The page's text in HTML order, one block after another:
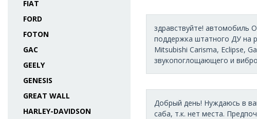
FIAT
FORD
FOTON
GAC
GEELY
GENESIS
GREAT WALL
HARLEY-DAVIDSON
здравствуйте! автомобиль
поддержка штатного ДУ на
Mitsubishi Carisma, Eclipse,
звукопоглощающего и
Добрый день! Нуждаюсь в
саба, т.к. нет места.